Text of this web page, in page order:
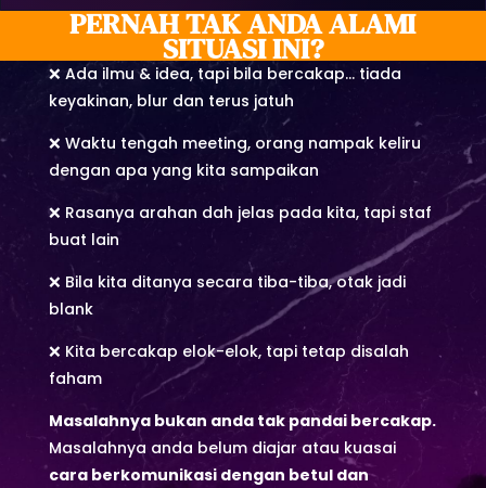
PERNAH TAK ANDA ALAMI
SITUASI INI?
❌ Ada ilmu & idea, tapi bila bercakap… tiada
keyakinan, blur dan terus jatuh
❌ Waktu tengah meeting, orang nampak keliru
dengan apa yang kita sampaikan
❌ Rasanya arahan dah jelas pada kita, tapi staf
buat lain
❌ Bila kita ditanya secara tiba-tiba, otak jadi
blank
❌ Kita bercakap elok-elok, tapi tetap disalah
faham
Masalahnya bukan anda tak pandai bercakap.
Masalahnya anda belum diajar atau kuasai
cara berkomunikasi dengan betul dan